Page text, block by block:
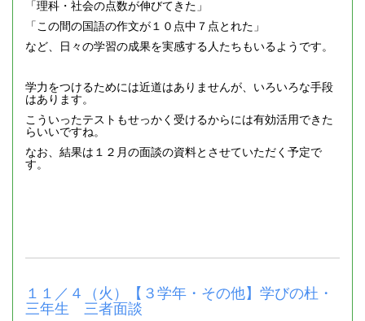
「理科・社会の点数が伸びてきた」
「この間の国語の作文が１０点中７点とれた」
など、日々の学習の成果を実感する人たちもいるようです。
学力をつけるためには近道はありませんが、いろいろな手段
はあります。
こういったテストもせっかく受けるからには有効活用できた
らいいですね。
なお、結果は１２月の面談の資料とさせていただく予定で
す。
１１／４（火）【３学年・その他】学びの杜・
三年生 三者面談